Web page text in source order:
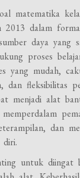
matematika
2013 dalam
daya yang
proses
yang mudah,
dan fleksibilitas
menjadi alat
dan
diri.
untuk diingat